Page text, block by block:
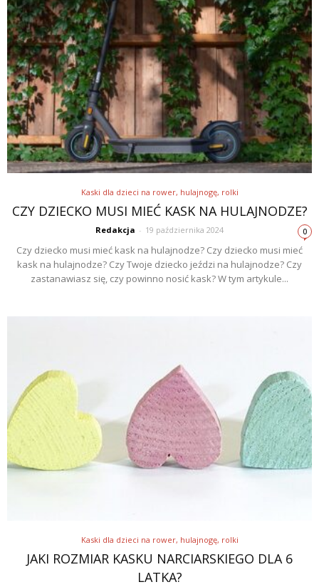
Kaski dla dzieci na rower, hulajnogę, rolki
CZY DZIECKO MUSI MIEĆ KASK NA HULAJNODZE?
Redakcja - 19 października 2024 0
Czy dziecko musi mieć kask na hulajnodze? Czy dziecko musi mieć
kask na hulajnodze? Czy Twoje dziecko jeździ na hulajnodze? Czy
zastanawiasz się, czy powinno nosić kask? W tym artykule...
Kaski dla dzieci na rower, hulajnogę, rolki
JAKI ROZMIAR KASKU NARCIARSKIEGO DLA 6
LATKA?